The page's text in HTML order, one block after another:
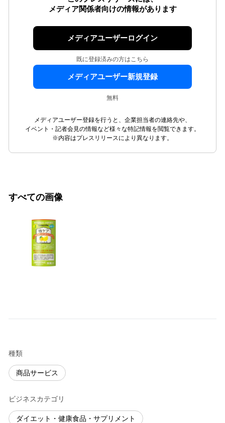
メディア関係者向けの情報があります
メディアユーザーログイン
既に登録済みの方はこちら
メディアユーザー新規登録
無料
メディアユーザー登録を行うと、企業担当者の連絡先や、
イベント・記者会見の情報など様々な特記情報を閲覧できます。
※内容はプレスリリースにより異なります。
すべての画像
種類
商品サービス
ビジネスカテゴリ
ダイエット・健康食品・サプリメント